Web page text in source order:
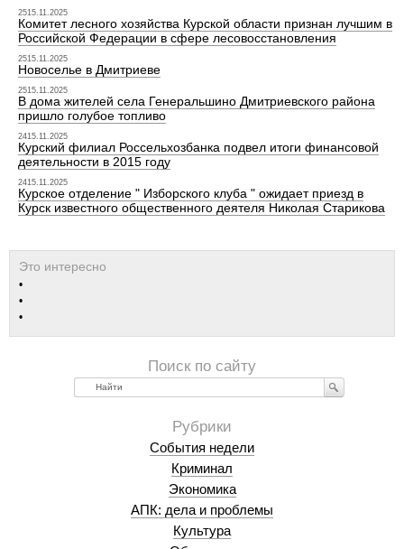
2515.11.2025
Комитет лесного хозяйства Курской области признан лучшим в
Российской Федерации в сфере лесовосстановления
2515.11.2025
Новоселье в Дмитриеве
2515.11.2025
В дома жителей села Генеральшино Дмитриевского района
пришло голубое топливо
2415.11.2025
Курский филиал Россельхозбанка подвел итоги финансовой
деятельности в 2015 году
2415.11.2025
Курское отделение " Изборского клуба " ожидает приезд в
Курск известного общественного деятеля Николая Старикова
Найти
События недели
Криминал
Экономика
АПК: дела и проблемы
Культура